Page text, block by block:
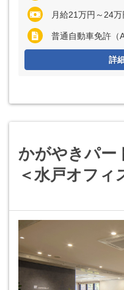
月給21万円～24万円 ※経験・能
普通自動車免許（
詳
かがやきパー
＜水戸オフィ